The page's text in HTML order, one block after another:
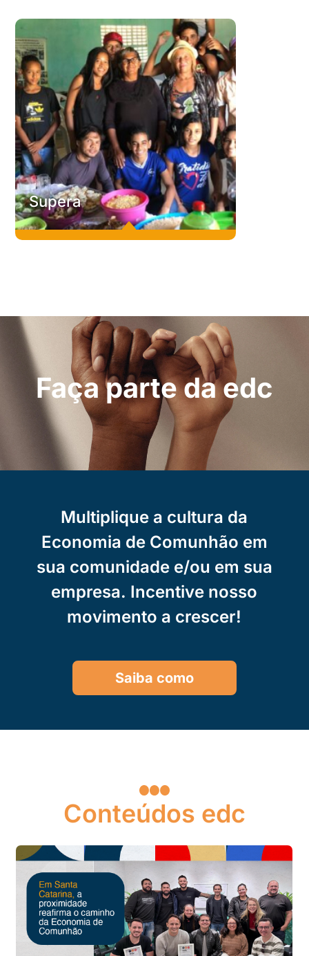
C
Profor
Programa de Fortalecimento de Novos Negócios
Inclusivos de Comunhão é uma incubadora de base social,
endereçada a empreendedores e empreendedoras que
desejam melhorar sua condição de vida.
Conheça
B
Supera
C
emprego, de dignidade. Esse é o objetico do SUPERA –
Programa de Superação da Vulnerabilidade Econômica,
uma das nossas iniciativas por um mundo mais justo,
regenerativo e fraterno.
Conheça
Faça parte da edc
Multiplique a cultura da
Economia de Comunhão em
sua comunidade e/ou em sua
empresa. Incentive nosso
movimento a crescer!
Saiba como
Conteúdos edc